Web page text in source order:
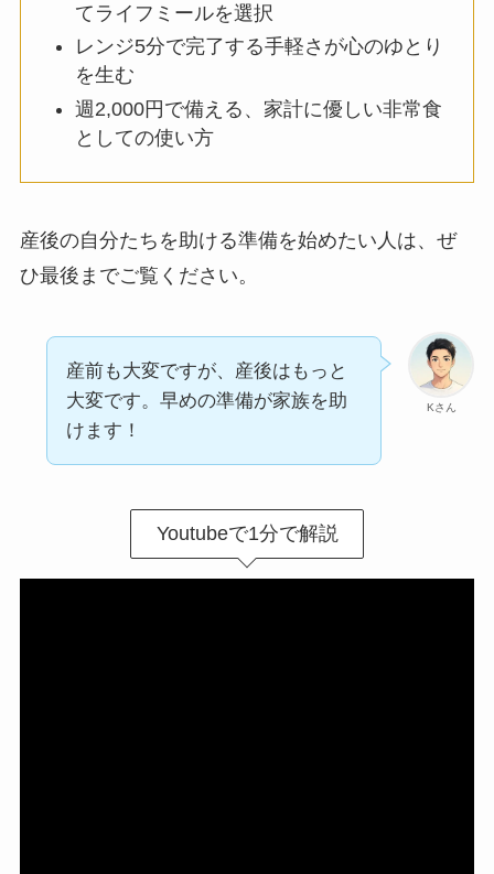
てライフミールを選択
レンジ5分で完了する手軽さが心のゆとり
を生む
週2,000円で備える、家計に優しい非常食
としての使い方
産後の自分たちを助ける準備を始めたい人は、ぜ
ひ最後までご覧ください。
Kさん
産前も大変ですが、産後はもっと
大変です。早めの準備が家族を助
けます！
Youtubeで1分で解説